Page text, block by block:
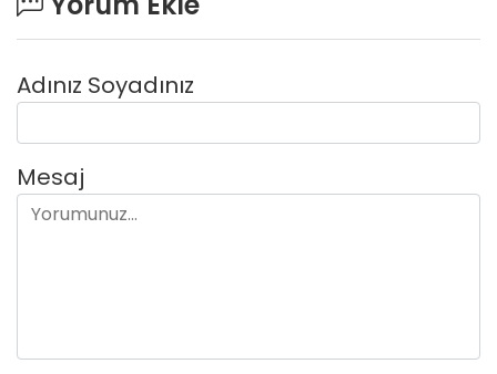
Adınız Soyadınız
Mesaj